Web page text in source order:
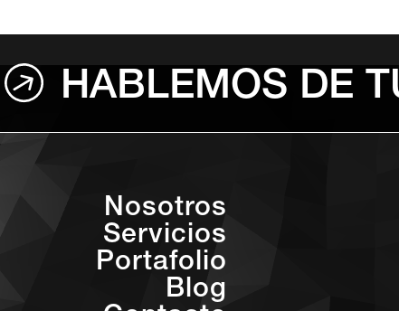
HABLEMOS DE
Nosotros
Servicios
Portafolio
Blog